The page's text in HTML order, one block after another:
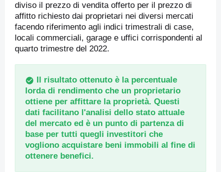
diviso il prezzo di vendita offerto per il prezzo di
affitto richiesto dai proprietari nei diversi mercati
facendo riferimento agli indici trimestrali di case,
locali commerciali, garage e uffici corrispondenti al
quarto trimestre del 2022.
Il risultato ottenuto è la percentuale
lorda di rendimento che un proprietario
ottiene per affittare la proprietà. Questi
dati facilitano l'analisi dello stato attuale
del mercato ed è un punto di partenza di
base per tutti quegli investitori che
vogliono acquistare beni immobili al fine di
ottenere benefici.